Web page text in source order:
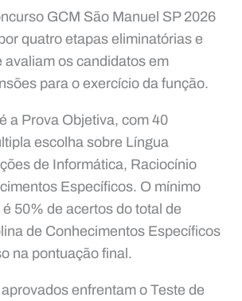
GCM São Manuel SP 2026
quatro etapas eliminatórias e
avaliam os candidatos em
para o exercício da função.
a Prova Objetiva, com 40
escolha sobre Língua
de Informática, Raciocínio
Específicos. O mínimo
50% de acertos do total de
de Conhecimentos Específicos
na pontuação final.
enfrentam o Teste de